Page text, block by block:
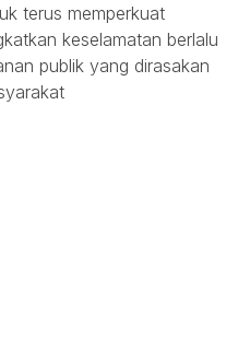
terus memperkuat
keselamatan berlalu
publik yang dirasakan